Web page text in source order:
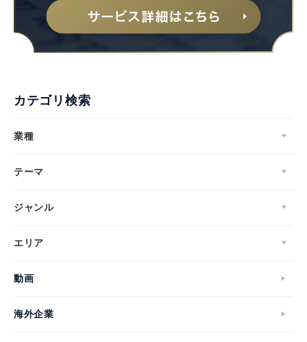
カテゴリ検索
業種
テーマ
ジャンル
エリア
動画
海外企業